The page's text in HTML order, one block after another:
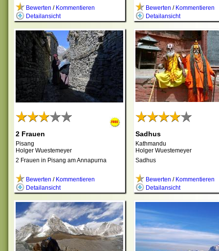
Bewerten / Kommentieren
Detailansicht
Bewerten / Kommentieren
Detailansicht
2 Frauen
Pisang
Holger Wuestemeyer
2 Frauen in Pisang am Annapurna
Bewerten / Kommentieren
Detailansicht
Sadhus
Kathmandu
Holger Wuestemeyer
Sadhus
Bewerten / Kommentieren
Detailansicht